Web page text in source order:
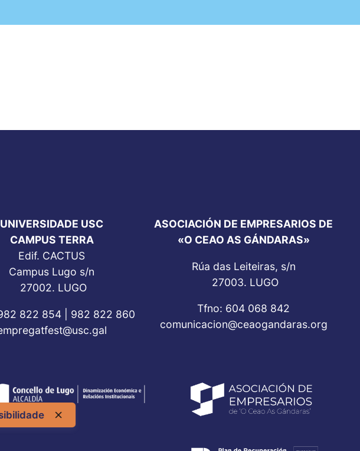
UNIVERSIDADE USC
CAMPUS TERRA
Edif. CACTUS
Campus Lugo s/n
27002. LUGO
822 854 | 982 822 860
ASOCIACIÓN DE EMPRESARIOS DE
«O CEAO AS GÁNDARAS»
Rúa das Leiteiras, s/n
27003. LUGO
Tfno: 604 068 842
comunicacion@ceaogandaras.org